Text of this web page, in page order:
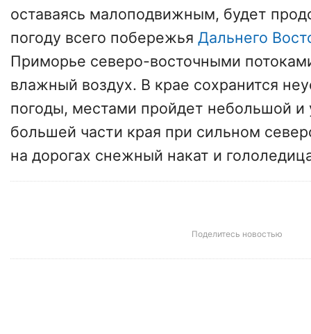
оставаясь малоподвижным, будет
погоду всего побережья Дальнего
Приморье северо-восточными
влажный воздух. В крае сохранится
погоды, местами пройдет небольшой и
большей части края при сильном
на дорогах снежный накат и
Поделитесь новостью